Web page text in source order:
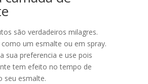
são verdadeiros milagres.
como um esmalte ou em spray.
sua preferencia e use pois
tem efeito no tempo de
seu esmalte.